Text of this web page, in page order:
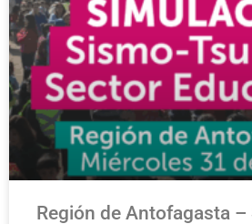
Región de Antofagasta –